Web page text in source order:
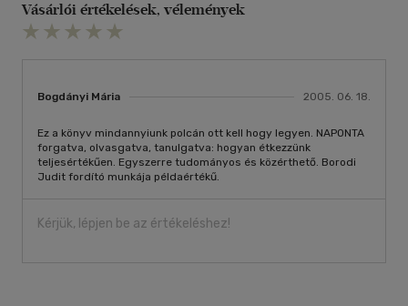
Vásárlói értékelések, vélemények
Bogdányi Mária 2005. 06. 18.
Ez a könyv mindannyiunk polcán ott kell hogy legyen. NAPONTA
forgatva, olvasgatva, tanulgatva: hogyan étkezzünk
teljesértékűen. Egyszerre tudományos és közérthető. Borodi
Judit fordító munkája példaértékű.
Kérjük, lépjen be az értékeléshez!